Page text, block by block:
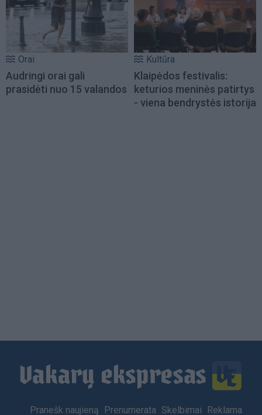
Orai
Audringi orai gali
prasidėti nuo 15 valandos
Kultūra
Klaipėdos festivalis:
keturios meninės patirtys
- viena bendrystės istorija
Footer
Pranešk naujieną Prenumerata Skelbimai Reklama